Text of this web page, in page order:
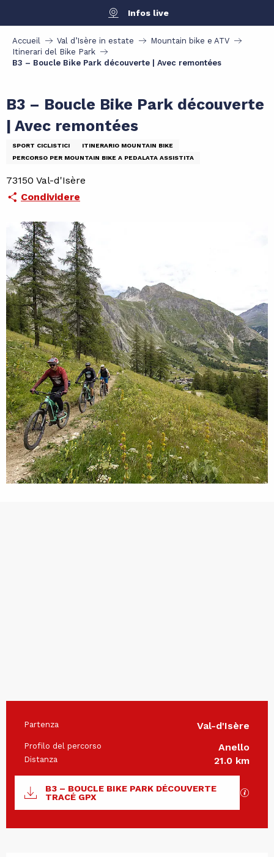
contenu
principal
Infos live
Accueil Val d’Isère in estate
Mountain bike e ATV
Itinerari del Bike Park
B3 – Boucle Bike Park découverte | Avec remontées
B3 – Boucle Bike Park découverte
| Avec remontées
SPORT CICLISTICI
ITINERARIO MOUNTAIN BIKE
PERCORSO PER MOUNTAIN BIKE A PEDALATA ASSISTITA
73150 Val-d'Isère
Condividere
Informazioni pratiche
Partenza Val-d'Isère
Profilo del percorso Anello
Distanza 21.0 km
Documentazione
B3 – BOUCLE BIKE PARK DÉCOUVERTE
TRACÉ GPX
I file